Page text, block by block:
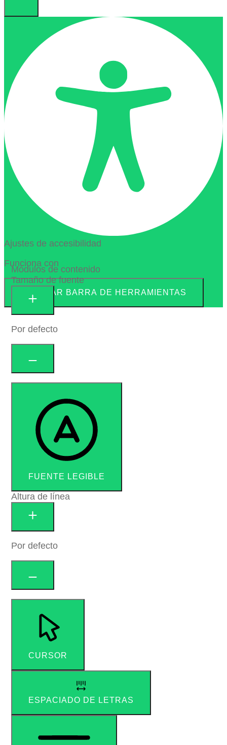
Ajustes de accesibilidad
Funciona con
OCULTAR BARRA DE HERRAMIENTAS
Módulos de contenido
Tamaño de fuente
Por defecto
FUENTE LEGIBLE
Altura de línea
Por defecto
CURSOR
ESPACIADO DE LETRAS